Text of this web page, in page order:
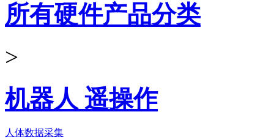
所有硬件产品分类
>
机器人 遥操作
人体数据采集